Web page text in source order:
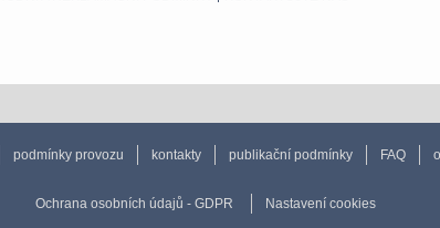
podmínky provozu kontakty publikační podmínky FAQ
Ochrana osobních údajů - GDPR Nastavení cookies